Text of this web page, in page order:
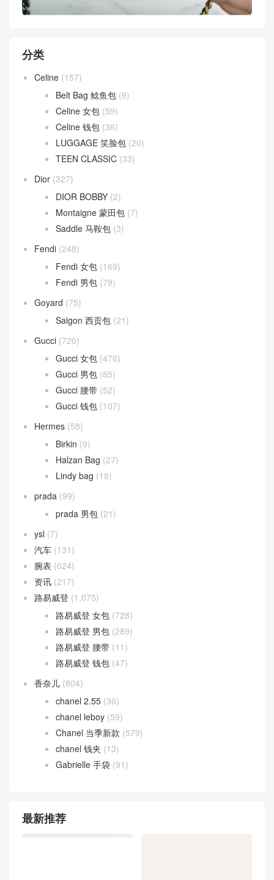
分类
Celine (157)
Belt Bag 鲶鱼包 (9)
Celine 女包 (59)
Celine 钱包 (36)
LUGGAGE 笑脸包 (20)
TEEN CLASSIC (33)
Dior (327)
DIOR BOBBY (2)
Montaigne 蒙田包 (7)
Saddle 马鞍包 (3)
Fendi (248)
Fendi 女包 (169)
Fendi 男包 (79)
Goyard (75)
Saigon 西贡包 (21)
Gucci (720)
Gucci 女包 (476)
Gucci 男包 (85)
Gucci 腰带 (52)
Gucci 钱包 (107)
Hermes (58)
Birkin (9)
Halzan Bag (27)
Lindy bag (18)
prada (99)
prada 男包 (21)
ysl (7)
汽车 (131)
腕表 (624)
资讯 (217)
路易威登 (1,075)
路易威登 女包 (728)
路易威登 男包 (289)
路易威登 腰带 (11)
路易威登 钱包 (47)
香奈儿 (804)
chanel 2.55 (36)
chanel leboy (59)
Chanel 当季新款 (579)
chanel 钱夹 (13)
Gabrielle 手袋 (91)
最新推荐